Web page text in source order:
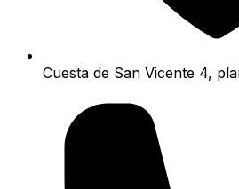
Cuesta de San Vicente 4,